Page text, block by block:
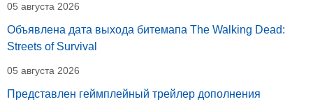
05 августа 2026
Объявлена дата выхода битемапа The Walking Dead:
Streets of Survival
05 августа 2026
Представлен геймплейный трейлер дополнения